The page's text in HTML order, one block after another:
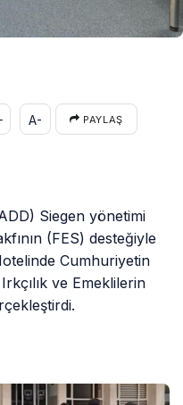
A- PAYLAŞ
Siegen yönetimi
(FES) desteğiyle
Cumhuriyetin
ve Emeklilerin